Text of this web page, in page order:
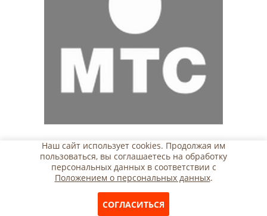
Наш сайт использует cookies. Продолжая им
пользоваться, вы соглашаетесь на обработку
персональных данных в соответствии с
Положением о персональных данных.
СОГЛАСИТЬСЯ